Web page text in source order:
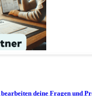
deine Fragen und